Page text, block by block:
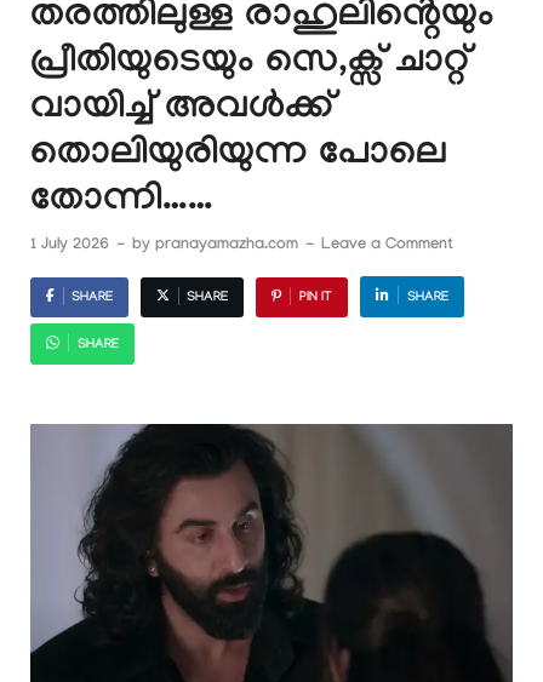
തരത്തിലുള്ള രാഹുലിൻ്റെയും
പ്രീതിയുടെയും സെ,ക്സ് ചാറ്റ്
വായിച്ച് അവൾക്ക്
തൊലിയുരിയുന്ന പോലെ
തോന്നി……
1 July 2026 - by pranayamazha.com - Leave a Comment
SHARE SHARE PIN IT SHARE
SHARE